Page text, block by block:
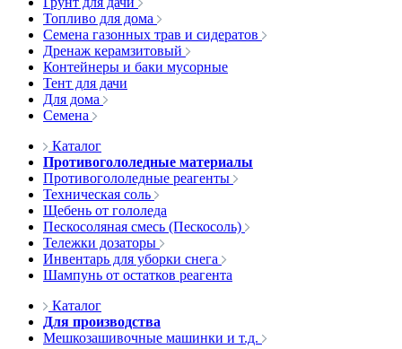
Топливо для дома
Семена газонных трав и сидератов
Дренаж керамзитовый
Контейнеры и баки мусорные
Тент для дачи
Для дома
Семена
Каталог
Противогололедные материалы
Противогололедные реагенты
Техническая соль
Щебень от гололеда
Пескосоляная смесь (Пескосоль)
Тележки дозаторы
Инвентарь для уборки снега
Шампунь от остатков реагента
Каталог
Для производства
Мешкозашивочные машинки и т.д.